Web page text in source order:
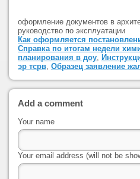
оформление документов в
руководство по эксплуатации
Как оформляется
Справка по итогам недели
планирования в доу,
эр тсрв, Образец заявление
Add a comment
Your name
Your email address (will not be